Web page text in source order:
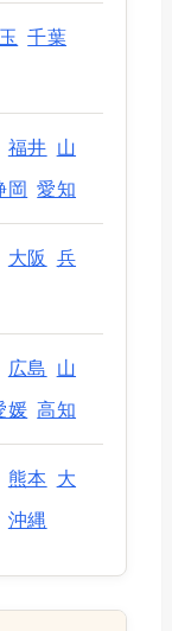
千葉
福井 山
岡 愛知
大阪 兵
広島 山
媛 高知
熊本 大
沖縄